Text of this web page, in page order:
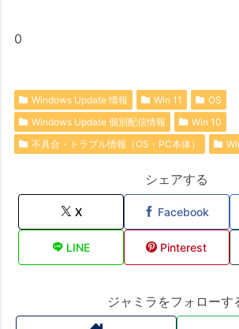
0
Windows Update 情報 Win 11
OS
Windows Update 個別配信情報
Win 10
不具合・トラブル情報（OS・PC本体）
シェアする
X Facebook
LINE Pinterest
ジャミラをフォローす